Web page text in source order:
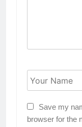
Save my
browser for the